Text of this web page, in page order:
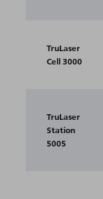
TruLaser
Cell 3000
TruLaser
Station
5005